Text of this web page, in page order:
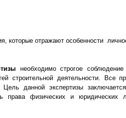
которые отражают особенности
необходимо строгое соблюдение
строительной деятельности. Все
данной экспертизы
права физических и